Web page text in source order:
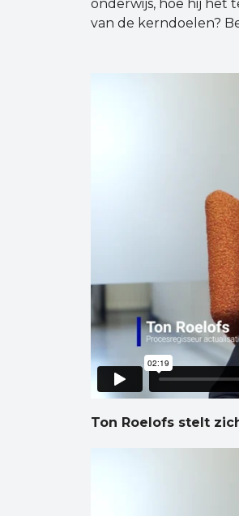
onderwijs, hoe hij het
van de kerndoelen?
Ton Roelofs stelt